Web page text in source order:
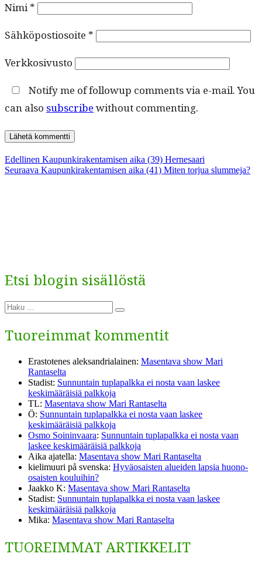
Nimi*
Sähköpostiosoite *
Verkkosivusto
Notify me of followup comments via e-mail. You
can also subscribe without commenting.
Artikkelien
Edellinen Edellinen
artikkeli:
Kaupunkirakentamisen aika (39) Hernesaari
Seuraava Seuraava
Kaupunkirakentamisen aika (41) Miten torjua slummeja?
Etsi blogin sisällöstä
Etsi:
Haku
Tuoreimmat kommentit
Erastotenes aleksandrialainen: Masentava show Mari
Rantaselta
Stadist: Sunnuntain tuplapalkka ei nosta vaan laskee
keskimääräisiä palkkoja
TL: Masentava show Mari Rantaselta
Ö: Sunnuntain tuplapalkka ei nosta vaan laskee
keskimääräisiä palkkoja
Osmo Soininvaara: Sunnuntain tuplapalkka ei nosta vaan
laskee keskimääräisiä palkkoja
Aika ajatella: Masentava show Mari Rantaselta
kielimuuri på svenska: Hyväosaisten alueiden lapsia huono-
osaisten kouluihin?
Jaakko K: Masentava show Mari Rantaselta
Stadist: Sunnuntain tuplapalkka ei nosta vaan laskee
keskimääräisiä palkkoja
Mika: Masentava show Mari Rantaselta
TUOREIMMAT ARTIKKELIT